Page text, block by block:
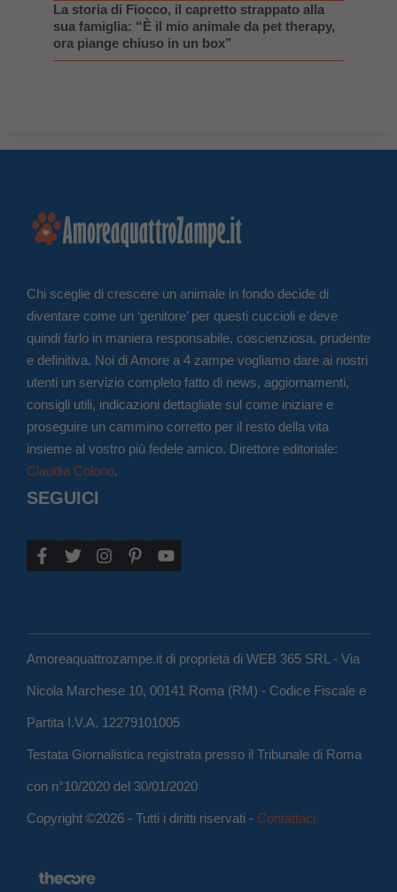
La storia di Fiocco, il capretto strappato alla
sua famiglia: “È il mio animale da pet therapy,
ora piange chiuso in un box”
Chi sceglie di crescere un animale in fondo decide di
diventare come un ‘genitore’ per questi cuccioli e deve
quindi farlo in maniera responsabile, coscienziosa, prudente
e definitiva. Noi di Amore a 4 zampe vogliamo dare ai nostri
utenti un servizio completo fatto di news, aggiornamenti,
consigli utili, indicazioni dettagliate sul come iniziare e
proseguire un cammino corretto per il resto della vita
insieme al vostro più fedele amico. Direttore editoriale:
Claudia Colono.
SEGUICI
Amoreaquattrozampe.it di proprietà di WEB 365 SRL - Via
Nicola Marchese 10, 00141 Roma (RM) - Codice Fiscale e
Partita I.V.A. 12279101005
Testata Giornalistica registrata presso il Tribunale di Roma
con n°10/2020 del 30/01/2020
Copyright ©2026 - Tutti i diritti riservati - Contattaci